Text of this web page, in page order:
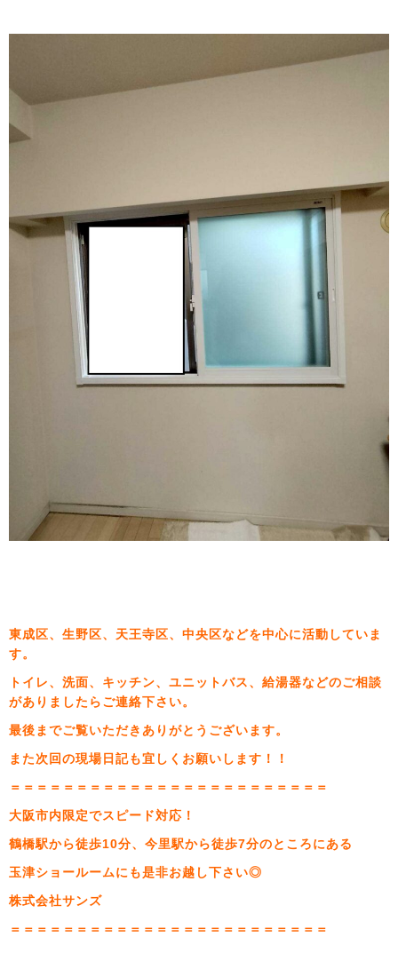
東成区、生野区、天王寺区、中央区などを中心に活動していま
す。
トイレ、洗面、キッチン、ユニットバス、給湯器などのご相談
がありましたらご連絡下さい。
最後までご覧いただきありがとうございます。
また次回の現場日記も宜しくお願いします！！
＝＝＝＝＝＝＝＝＝＝＝＝＝＝＝＝＝＝＝＝＝＝＝＝
大阪市内限定でスピード対応！
鶴橋駅から徒歩10分、今里駅から徒歩7分のところにある
玉津ショールームにも是非お越し下さい◎
株式会社サンズ
＝＝＝＝＝＝＝＝＝＝＝＝＝＝＝＝＝＝＝＝＝＝＝＝